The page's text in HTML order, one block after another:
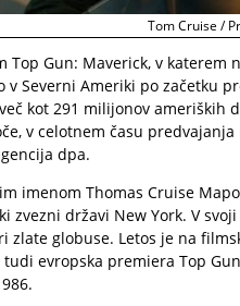
Tom Cruise /
Top Gun: Maverick, v katerem
v Severni Ameriki po začetku
kot 291 milijonov ameriških
v celotnem času
dpa.
imenom Thomas Cruise
zvezni državi New York. V
zlate globuse. Letos je na
evropska premiera Top